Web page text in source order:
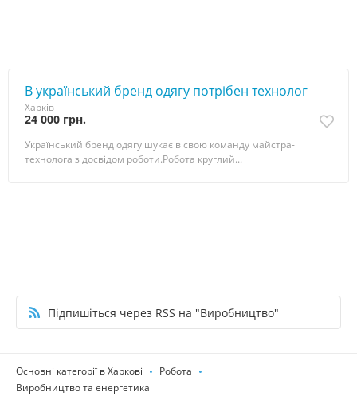
В український бренд одягу потрібен технолог
Харків
24 000 грн.
Український бренд одягу шукає в свою команду майстра-
технолога з досвідом роботи.Робота круглий...
Підпишіться через RSS на "Виробництво"
Основні категорії в Харкові
Робота
Виробництво та енергетика